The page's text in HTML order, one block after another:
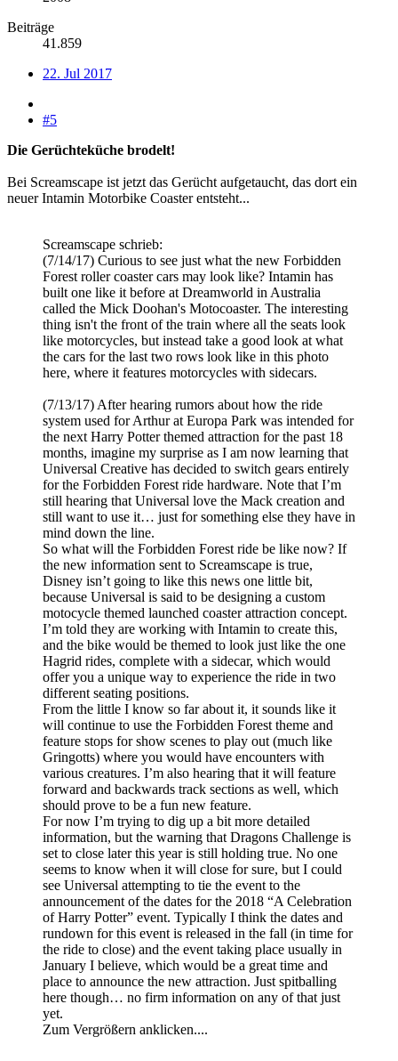
Beiträge
41.859
22. Jul 2017
#5
Die Gerüchteküche brodelt!
Bei Screamscape ist jetzt das Gerücht aufgetaucht, das dort ein
neuer Intamin Motorbike Coaster entsteht...
Screamscape schrieb:
(7/14/17) Curious to see just what the new Forbidden
Forest roller coaster cars may look like? Intamin has
built one like it before at Dreamworld in Australia
called the Mick Doohan's Motocoaster. The interesting
thing isn't the front of the train where all the seats look
like motorcycles, but instead take a good look at what
the cars for the last two rows look like in this photo
here, where it features motorcycles with sidecars.
(7/13/17) After hearing rumors about how the ride
system used for Arthur at Europa Park was intended for
the next Harry Potter themed attraction for the past 18
months, imagine my surprise as I am now learning that
Universal Creative has decided to switch gears entirely
for the Forbidden Forest ride hardware. Note that I’m
still hearing that Universal love the Mack creation and
still want to use it… just for something else they have in
mind down the line.
So what will the Forbidden Forest ride be like now? If
the new information sent to Screamscape is true,
Disney isn’t going to like this news one little bit,
because Universal is said to be designing a custom
motocycle themed launched coaster attraction concept.
I’m told they are working with Intamin to create this,
and the bike would be themed to look just like the one
Hagrid rides, complete with a sidecar, which would
offer you a unique way to experience the ride in two
different seating positions.
From the little I know so far about it, it sounds like it
will continue to use the Forbidden Forest theme and
feature stops for show scenes to play out (much like
Gringotts) where you would have encounters with
various creatures. I’m also hearing that it will feature
forward and backwards track sections as well, which
should prove to be a fun new feature.
For now I’m trying to dig up a bit more detailed
information, but the warning that Dragons Challenge is
set to close later this year is still holding true. No one
seems to know when it will close for sure, but I could
see Universal attempting to tie the event to the
announcement of the dates for the 2018 “A Celebration
of Harry Potter” event. Typically I think the dates and
rundown for this event is released in the fall (in time for
the ride to close) and the event taking place usually in
January I believe, which would be a great time and
place to announce the new attraction. Just spitballing
here though… no firm information on any of that just
yet.
Zum Vergrößern anklicken....